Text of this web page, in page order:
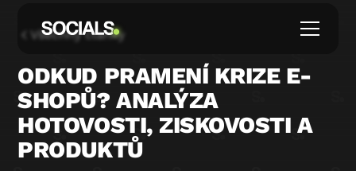
Všechny články
ODKUD PRAMENÍ KRIZE E-
SHOPŮ? ANALÝZA
HOTOVOSTI, ZISKOVOSTI A
PRODUKTŮ